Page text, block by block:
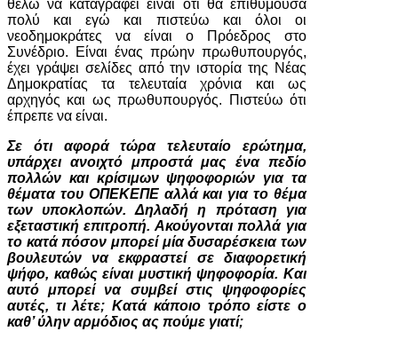
θέλω να καταγραφεί είναι ότι θα επιθυμούσα
πολύ και εγώ και πιστεύω και όλοι οι
νεοδημοκράτες να είναι ο Πρόεδρος στο
Συνέδριο. Είναι ένας πρώην πρωθυπουργός,
έχει γράψει σελίδες από την ιστορία της Νέας
Δημοκρατίας τα τελευταία χρόνια και ως
αρχηγός και ως πρωθυπουργός. Πιστεύω ότι
έπρεπε να είναι.
Σε ότι αφορά τώρα τελευταίο ερώτημα,
υπάρχει ανοιχτό μπροστά μας ένα πεδίο
πολλών και κρίσιμων ψηφοφοριών για τα
θέματα του ΟΠΕΚΕΠΕ αλλά και για το θέμα
των υποκλοπών. Δηλαδή η πρόταση για
εξεταστική επιτροπή. Ακούγονται πολλά για
το κατά πόσον μπορεί μία δυσαρέσκεια των
βουλευτών να εκφραστεί σε διαφορετική
ψήφο, καθώς είναι μυστική ψηφοφορία. Και
αυτό μπορεί να συμβεί στις ψηφοφορίες
αυτές, τι λέτε; Κατά κάποιο τρόπο είστε ο
καθ’ ύλην αρμόδιος ας πούμε γιατί;